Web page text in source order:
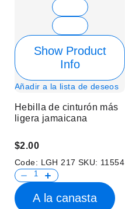
Show Product
Info
Añadir a la lista de deseos
Hebilla de cinturón más
ligera jamaicana
$2.00
Code: LGH 217 SKU: 11554
A la canasta